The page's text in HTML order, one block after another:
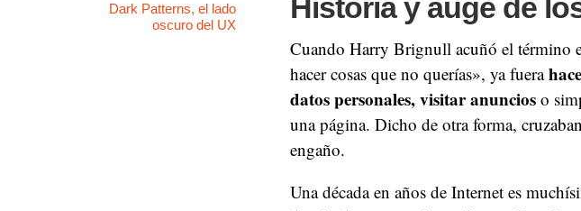
Historia y auge de
Cuando Harry Brignull acuñó el término
hacer cosas que no querías», ya fuera
datos personales, visitar anuncios o
una página. Dicho de otra forma,
engaño.
Una década en años de Internet es
Dark Patterns, el lado
oscuro del UX